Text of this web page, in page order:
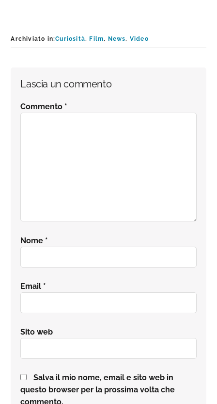
Archiviato in:Curiosità, Film, News, Video
Interazioni
del
Lascia un commento
Commento *
Nome *
Email *
Sito web
Salva il mio nome, email e sito web in
questo browser per la prossima volta che
commento.